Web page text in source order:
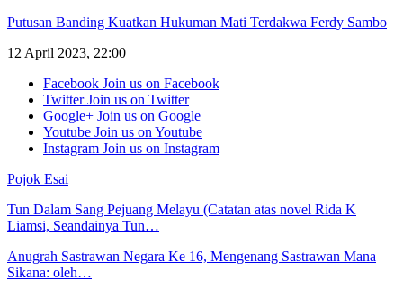
Putusan Banding Kuatkan Hukuman Mati Terdakwa Ferdy Sambo
12 April 2023, 22:00
Facebook Join us on Facebook
Twitter Join us on Twitter
Google+ Join us on Google
Youtube Join us on Youtube
Instagram Join us on Instagram
Pojok Esai
Tun Dalam Sang Pejuang Melayu (Catatan atas novel Rida K
Liamsi, Seandainya Tun…
Anugrah Sastrawan Negara Ke 16, Mengenang Sastrawan Mana
Sikana: oleh…